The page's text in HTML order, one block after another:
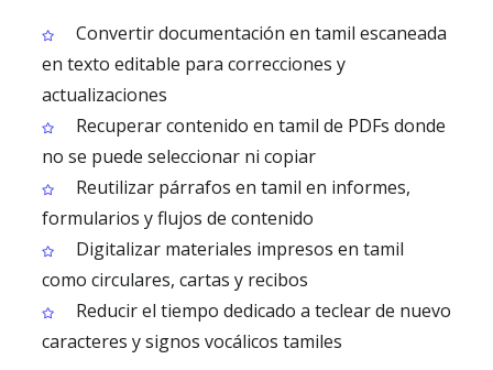
Convertir documentación en tamil escaneada
en texto editable para correcciones y
actualizaciones
Recuperar contenido en tamil de PDFs donde
no se puede seleccionar ni copiar
Reutilizar párrafos en tamil en informes,
formularios y flujos de contenido
Digitalizar materiales impresos en tamil
como circulares, cartas y recibos
Reducir el tiempo dedicado a teclear de nuevo
caracteres y signos vocálicos tamiles